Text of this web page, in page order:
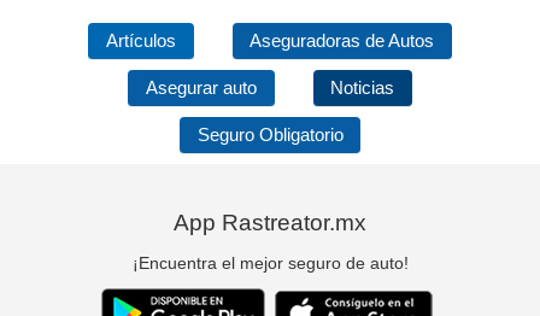
Artículos Aseguradoras de Autos
Asegurar auto Noticias
Seguro Obligatorio
App Rastreator.mx
¡Encuentra el mejor seguro de auto!